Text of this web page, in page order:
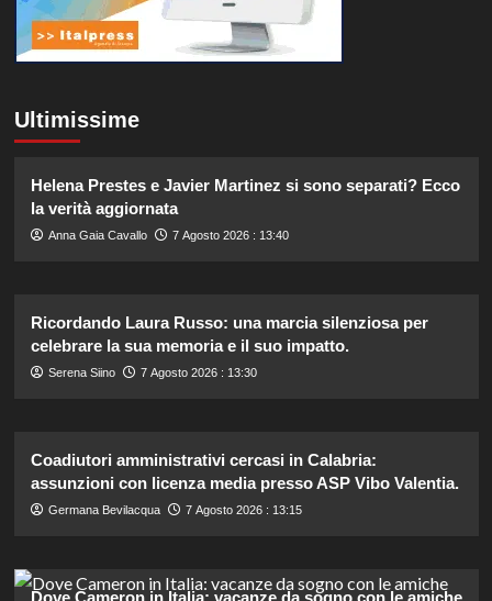
Ultimissime
Helena Prestes e Javier Martinez si sono separati? Ecco
la verità aggiornata
Anna Gaia Cavallo 7 Agosto 2026 : 13:40
Ricordando Laura Russo: una marcia silenziosa per
celebrare la sua memoria e il suo impatto.
Serena Siino 7 Agosto 2026 : 13:30
Coadiutori amministrativi cercasi in Calabria:
assunzioni con licenza media presso ASP Vibo Valentia.
Germana Bevilacqua 7 Agosto 2026 : 13:15
Dove Cameron in Italia: vacanze da sogno con le amiche